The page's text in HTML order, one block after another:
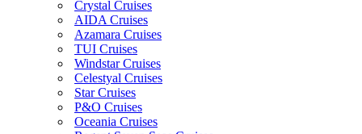
Crystal Cruises
AIDA Cruises
Azamara Cruises
TUI Cruises
Windstar Cruises
Celestyal Cruises
Star Cruises
P&O Cruises
Oceania Cruises